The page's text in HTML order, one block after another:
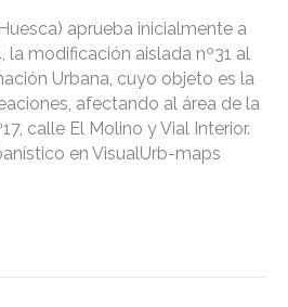
aprueba inicialmente a
la modificación aislada nº31 al
Urbana, cuyo objeto es la
afectando al área de la
calle El Molino y Vial Interior.
en VisualUrb-maps